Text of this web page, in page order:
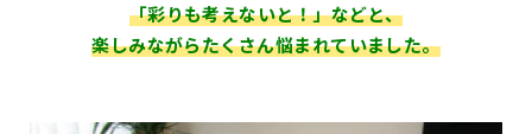
「彩りも考えないと！」などと、
楽しみながらたくさん悩まれていました。